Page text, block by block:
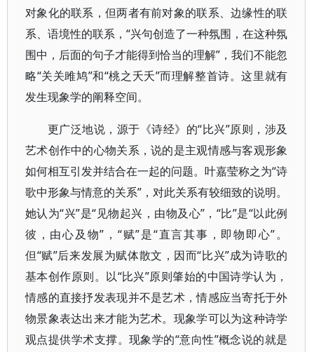
对象化的联系，但两者有前对象的联系、边缘性的联
系、语境性的联系，“兴句创造了一种氛围，在这种氛
围中，后面的句子才能得到恰当的理解”，我们不能忽
略“关关雎鸠”和“桃之夭夭”而理解整首诗。这里就有
发生现象学的阐释空间。
更广泛地说，源于《诗经》的“比兴”原则，涉及
艺术创作中的心物关系，说的是主观情感与客观形象
如何相互引发并结合在一起的问题。叶嘉莹称之为“诗
歌中形象与情意的关系”，对此关系有较细致的说明。
她认为“兴”是“见物起兴，由物及心”，“比”是“以此例
彼，由心及物”，“赋”是“直言其事，即物即心”。
但“赋”后来发展为赋体散文，因而“比兴”成为诗歌的
基本创作原则。以“比兴”原则肇始的中国诗学认为，
情感的直接抒发表现并不是艺术，情感应当寄托于外
物景象表达出来才能为艺术。现象学可以为这种诗学
观点提供学术支撑。现象学的“意向性”概念说的就是